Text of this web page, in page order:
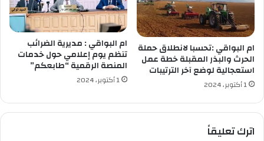
ل
)
ل
ش
ا
ع
ر
ا
ل
ع
ام البواقي :تحسبا لانطلاق حملة
الحرث والبذر المقبلة خطة عمل
استعجالية لوضع آخر الترتيبات
1 أكتوبر، 2024
ام البواقي : مديرية الضرائب
تنظم يوم إعلامي حول خدمات
المنصة الرقمية “طابعكم”
1 أكتوبر، 2024
اترك تعليقاً